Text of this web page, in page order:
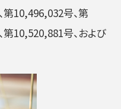
10,496,032号、第
10,520,881号、および